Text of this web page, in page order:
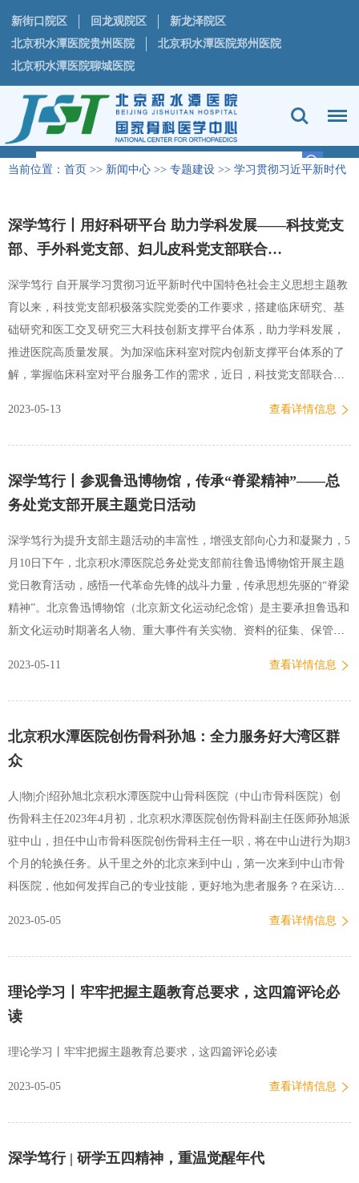
新街口院区 回龙观院区
新龙泽院区
北京积水潭医院贵州医院
北京积水潭医院郑州医院
北京积水潭医院聊城医院
当前位置： 首页 >> 新闻中心 >> 专题建设 >> 学习贯彻习近平新时代
深学笃行丨用好科研平台 助力学科发展——科技党支
部、手外科党支部、妇儿皮科党支部联合…
深学笃行 自开展学习贯彻习近平新时代中国特色社会主义思想主题教
育以来，科技党支部积极落实院党委的工作要求，搭建临床研究、基
础研究和医工交叉研究三大科技创新支撑平台体系，助力学科发展，
推进医院高质量发展。为加深临床科室对院内创新支撑平台体系的了
解，掌握临床科室对平台服务工作的需求，近日，科技党支部联合手
25名党员和积极分子参与了本次联合党支部活动。本次会议首先由科
后孟祥宇、赵育婧两位同志分别介绍中心实验室功能和研究人员如何
利用生物样本库。接下来，手外科党支部书记、主任陈山林同志和妇
儿皮科党支部书记、妇产科主任王永军同志分别从各自科室规划发展
和研究布局方面对中心实验室和生物样本库的布局、使用方法和服务
内容与形式等方面和科技党支部相应的平台老师进行沟通交流。通过
本次联合党支部活动，临床科室对创新支撑平台展开了深入的交流…
2023-05-13 查看详情信息
深学笃行丨参观鲁迅博物馆，传承“脊梁精神”——总
务处党支部开展主题党日活动
深学笃行为提升支部主题活动的丰富性，增强支部向心力和凝聚力，5
月10日下午，北京积水潭医院总务处党支部前往鲁迅博物馆开展主题
党日教育活动，感悟一代革命先锋的战斗力量，传承思想先驱的“脊梁
精神”。北京鲁迅博物馆（北京新文化运动纪念馆）是主要承担鲁迅和
新文化运动时期著名人物、重大事件有关实物、资料的征集、保管、
化过程。鲁迅在仙台求学时学医的笔记以及藤野严九郎在一旁的批
同为见证者，亲历了鲁迅的一生。一代民族脊梁离开了，但民族精神
将永存世间。“又为斯民哭健儿”主题最令人动容，此处也是馆内最明
亮的区域。党员们专注地听着讲解，被鲁迅先生用理论武器点燃信念
之火的举动所震撼，为其真挚的家国情怀深深动容。革命斗士播撒的
火种还在燃烧，中国共产党人将坚定初心使命，举起革命先烈用鲜血
和生命铸就的火把，在新时代的道路上勇毅前行。既然选择了远…
2023-05-11 查看详情信息
北京积水潭医院创伤骨科孙旭：全力服务好大湾区群
众
人|物|介|绍孙旭北京积水潭医院中山骨科医院（中山市骨科医院）创
伤骨科主任2023年4月初，北京积水潭医院创伤骨科副主任医师孙旭派
驻中山，担任中山市骨科医院创伤骨科主任一职，将在中山进行为期3
个月的轮换任务。从千里之外的北京来到中山，第一次来到中山市骨
科医院，他如何发挥自己的专业技能，更好地为患者服务？在采访
任中华医学会创伤学分会青年委员，北京冬奥会高山滑雪医疗队滑雪
届“首都卫生健康青年专家库”成员。2018年，孙旭加入中国高山滑雪
医疗队。作为积水潭医院创伤骨科医生，特别是成为中国第一代滑雪
医生，他圆满完成北京冬奥会和冬残奥会的医疗保障任务后，不仅圆
每个手术日要做8至10台手术，中山这边的病人量相对少一些。骨科除
2023-05-05 查看详情信息
理论学习丨牢牢把握主题教育总要求，这四篇评论必
读
理论学习丨牢牢把握主题教育总要求，这四篇评论必读
2023-05-05 查看详情信息
深学笃行 | 研学五四精神，重温觉醒年代